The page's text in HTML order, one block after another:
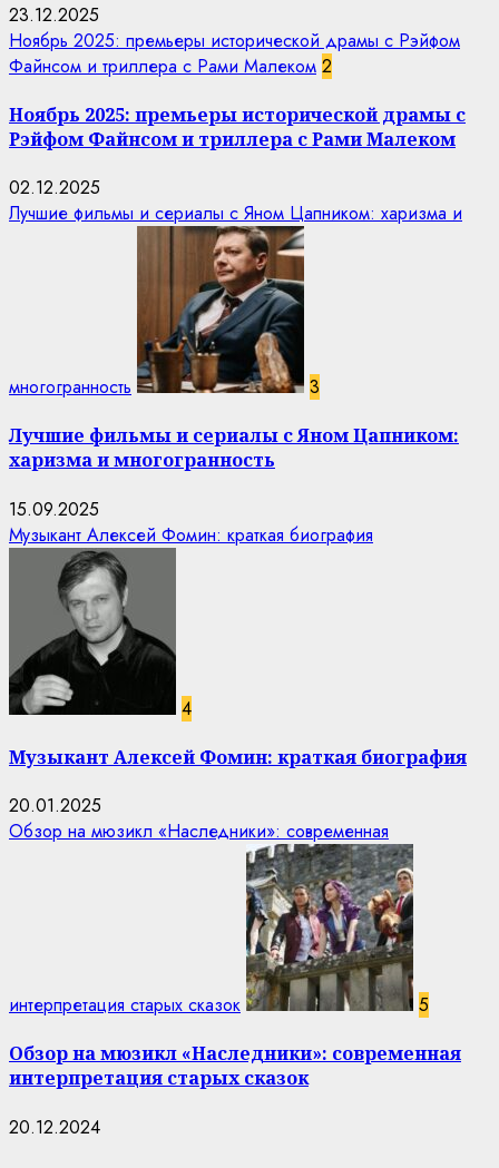
23.12.2025
Ноябрь 2025: премьеры исторической драмы с Рэйфом
Файнсом и триллера с Рами Малеком 2
Ноябрь 2025: премьеры исторической драмы с
Рэйфом Файнсом и триллера с Рами Малеком
02.12.2025
Лучшие фильмы и сериалы с Яном Цапником: харизма и
многогранность 3
Лучшие фильмы и сериалы с Яном Цапником:
харизма и многогранность
15.09.2025
Музыкант Алексей Фомин: краткая биография
4
Музыкант Алексей Фомин: краткая биография
20.01.2025
Обзор на мюзикл «Наследники»: современная
интерпретация старых сказок 5
Обзор на мюзикл «Наследники»: современная
интерпретация старых сказок
20.12.2024